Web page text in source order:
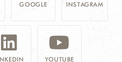
GOOGLE INSTAGRAM
YOUTUBE